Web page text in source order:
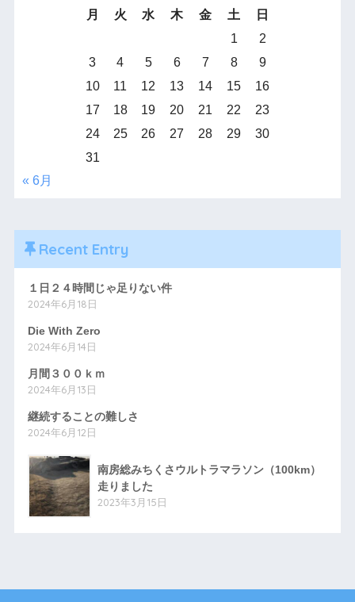
月
火 水 木 金 土
日
1
2
3
4 5 6 7 8
9
10
11 12 13 14 15
16
17
18 19 20 21 22
23
24
25 26 27 28 29
30
31
« 6月
Recent Entry
１日２４時間じゃ足りない件
2024年6月18日
Die With Zero
2024年6月14日
月間３００ｋｍ
2024年6月13日
継続することの難しさ
2024年6月12日
南房総みちくさウルトラマラソン（100km）
走りました
2023年3月15日